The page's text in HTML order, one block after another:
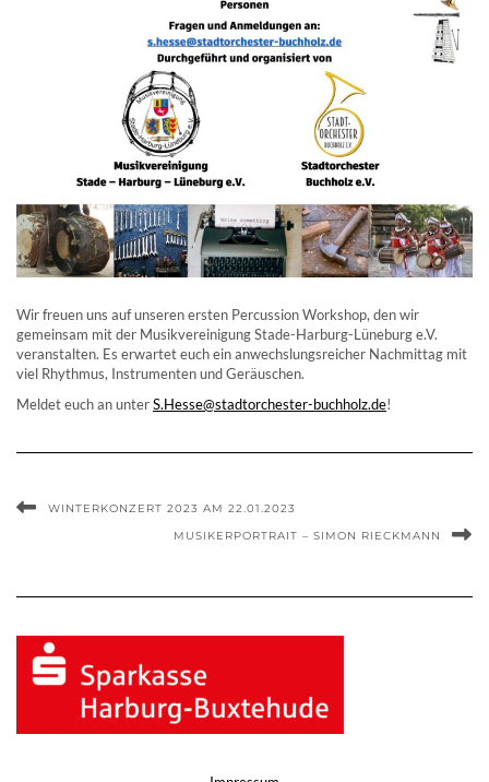
Wir freuen uns auf unseren ersten Percussion Workshop, den wir
gemeinsam mit der Musikvereinigung Stade-Harburg-Lüneburg e.V.
veranstalten. Es erwartet euch ein anwechslungsreicher Nachmittag mit
viel Rhythmus, Instrumenten und Geräuschen.
Meldet euch an unterS.Hesse@stadtorchester-buchholz.de!
WINTERKONZERT 2023 AM 22.01.2023
MUSIKERPORTRAIT – SIMON RIECKMANN